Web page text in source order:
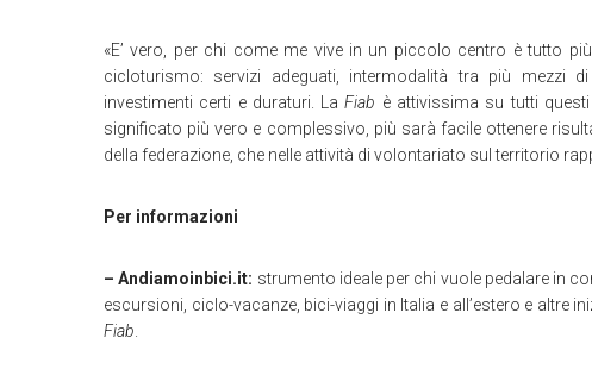
«E’ vero, per chi come me vive in un piccolo centro è tutto
cicloturismo: servizi adeguati, intermodalità tra più mezzi
investimenti certi e duraturi. LaFiab è attivissima su tutti
significato più vero e complessivo, più sarà facile ottenere
della federazione, che nelle attività di volontariato sul territorio
Per informazioni
– Andiamoinbici.it: strumento ideale per chi vuole pedalare in
escursioni, ciclo-vacanze, bici-viaggi in Italia e all’estero e altre
Fiab